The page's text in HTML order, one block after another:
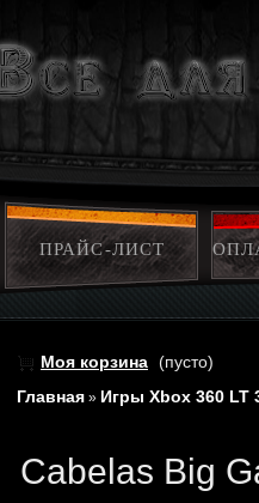
ПРАЙС-ЛИСТ
Моя корзина (пусто)
Главная » Игры Xbox 360 LT
Cabelas Big